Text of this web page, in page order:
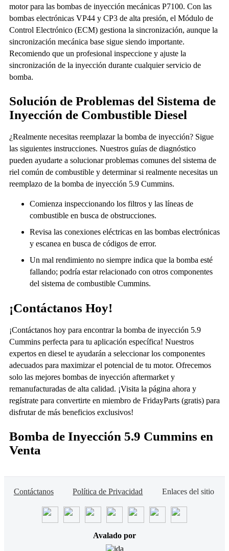
motor para las bombas de inyección mecánicas P7100. Con las
bombas electrónicas VP44 y CP3 de alta presión, el Módulo de
Control Electrónico (ECM) gestiona la sincronización, aunque la
sincronización mecánica base sigue siendo importante.
Recomiendo que un profesional inspeccione y ajuste la
sincronización de la inyección durante cualquier servicio de
bomba.
Solución de Problemas del Sistema de
Inyección de Combustible Diesel
¿Realmente necesitas reemplazar la bomba de inyección? Sigue
las siguientes instrucciones. Nuestros guías de diagnóstico
pueden ayudarte a solucionar problemas comunes del sistema de
riel común de combustible y determinar si realmente necesitas un
reemplazo de la bomba de inyección 5.9 Cummins.
Comienza inspeccionando los filtros y las líneas de
combustible en busca de obstrucciones.
Revisa las conexiones eléctricas en las bombas electrónicas
y escanea en busca de códigos de error.
Un mal rendimiento no siempre indica que la bomba esté
fallando; podría estar relacionado con otros componentes
del sistema de combustible Cummins.
¡Contáctanos Hoy!
¡Contáctanos hoy para encontrar la bomba de inyección 5.9
Cummins perfecta para tu aplicación específica! Nuestros
expertos en diesel te ayudarán a seleccionar los componentes
adecuados para maximizar el potencial de tu motor. Ofrecemos
solo las mejores bombas de inyección aftermarket y
remanufacturadas de alta calidad. ¡Visita la página ahora y
regístrate para convertirte en miembro de FridayParts (gratis) para
disfrutar de más beneficios exclusivos!
Bomba de Inyección 5.9 Cummins en
Venta
Contáctanos Política de Privacidad Enlaces del sitio
Avalado por